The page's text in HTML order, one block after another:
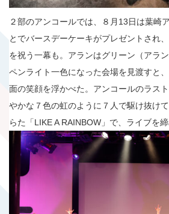
２部のアンコールでは、８月13日は葉崎
とでバースデーケーキがプレゼントされ
を祝う一幕も。アランはグリーン（アラ
ペンライト一色になった会場を見渡すと
面の笑顔を浮かべた。アンコールのラス
やかな７色の虹のように７人で駆け抜け
らた「LIKE A RAINBOW」で、ライブを締